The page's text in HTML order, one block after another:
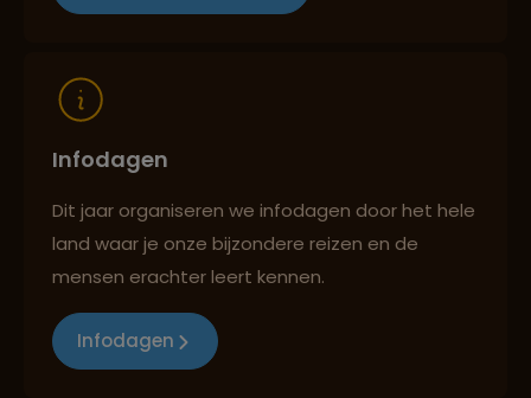
Infodagen
Dit jaar organiseren we infodagen door het hele
land waar je onze bijzondere reizen en de
mensen erachter leert kennen.
Infodagen